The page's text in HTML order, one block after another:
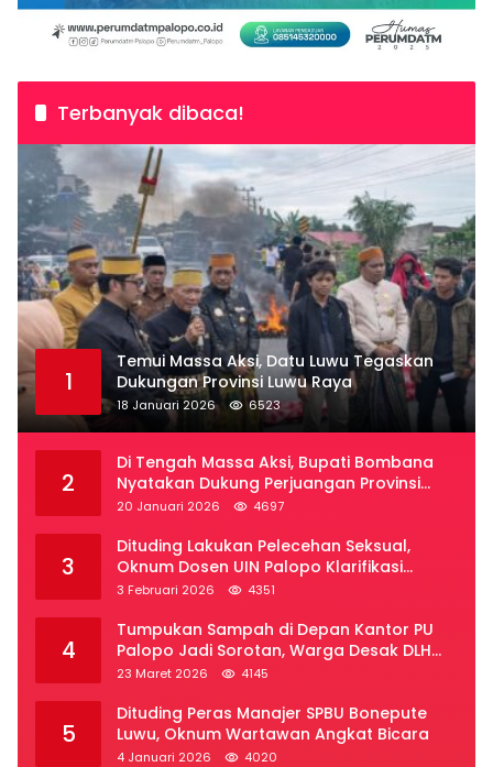
Terbanyak dibaca!
1
Temui Massa Aksi, Datu Luwu Tegaskan
Dukungan Provinsi Luwu Raya
18 Januari 2026 6523
2
Di Tengah Massa Aksi, Bupati Bombana
Nyatakan Dukung Perjuangan Provinsi
Luwu Raya
20 Januari 2026 4697
3
Dituding Lakukan Pelecehan Seksual,
Oknum Dosen UIN Palopo Klarifikasi
Kronologi
3 Februari 2026 4351
4
Tumpukan Sampah di Depan Kantor PU
Palopo Jadi Sorotan, Warga Desak DLH
Segera Bertindak
23 Maret 2026 4145
5
Dituding Peras Manajer SPBU Bonepute
Luwu, Oknum Wartawan Angkat Bicara
4 Januari 2026 4020